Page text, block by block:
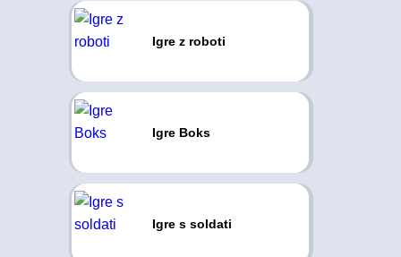
Igre z roboti
Igre Boks
Igre s soldati